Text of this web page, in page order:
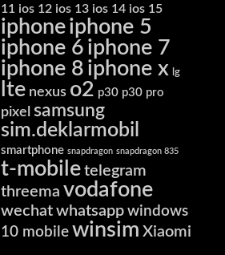
11 ios 12 ios 13 ios 14 ios 15
iphoneiphone 5
iphone 6 iphone 7
iphone 8 iphone x lg
lte nexus o2 p30 p30 pro
pixel samsung
sim.deklarmobil
smartphone snapdragon snapdragon 835
t-mobile telegram
threema vodafone
wechat whatsapp windows
10 mobile winsim Xiaomi